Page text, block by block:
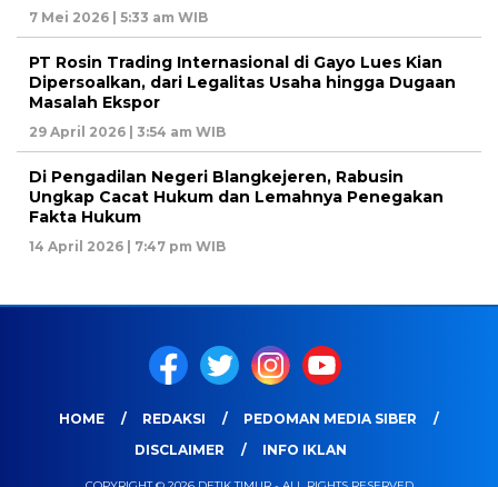
7 Mei 2026 | 5:33 am WIB
PT Rosin Trading Internasional di Gayo Lues Kian
Dipersoalkan, dari Legalitas Usaha hingga Dugaan
Masalah Ekspor
29 April 2026 | 3:54 am WIB
Di Pengadilan Negeri Blangkejeren, Rabusin
Ungkap Cacat Hukum dan Lemahnya Penegakan
Fakta Hukum
14 April 2026 | 7:47 pm WIB
HOME REDAKSI
PEDOMAN MEDIA SIBER
DISCLAIMER
INFO IKLAN